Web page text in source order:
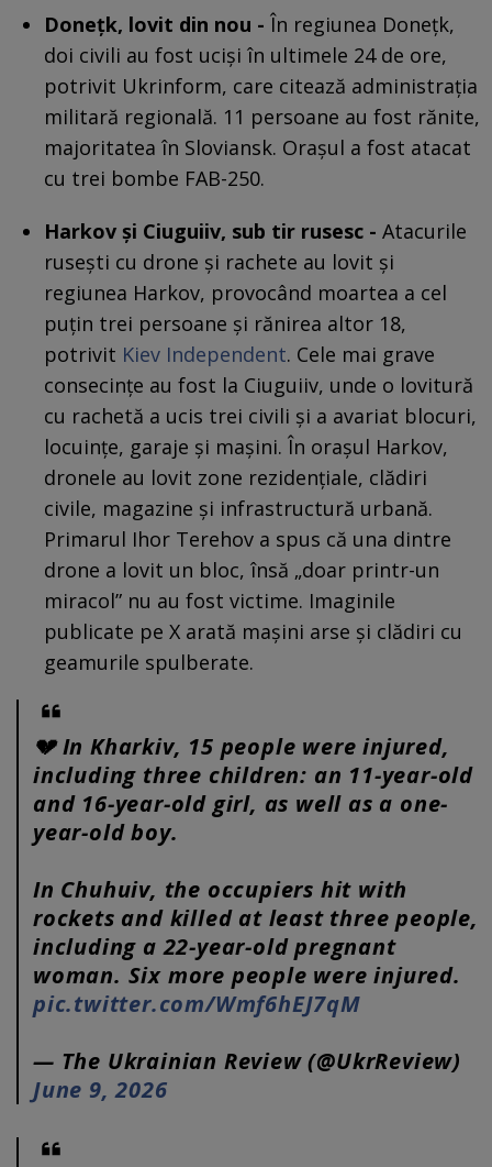
Donețk, lovit din nou - În regiunea Donețk,
doi civili au fost uciși în ultimele 24 de ore,
potrivit Ukrinform, care citează administrația
militară regională. 11 persoane au fost rănite,
majoritatea în Sloviansk. Orașul a fost atacat
cu trei bombe FAB-250.
Harkov și Ciuguiiv, sub tir rusesc - Atacurile
rusești cu drone și rachete au lovit și
regiunea Harkov, provocând moartea a cel
puțin trei persoane și rănirea altor 18,
potrivit Kiev Independent. Cele mai grave
consecințe au fost la Ciuguiiv, unde o lovitură
cu rachetă a ucis trei civili și a avariat blocuri,
locuințe, garaje și mașini. În orașul Harkov,
dronele au lovit zone rezidențiale, clădiri
civile, magazine și infrastructură urbană.
Primarul Ihor Terehov a spus că una dintre
drone a lovit un bloc, însă „doar printr-un
miracol” nu au fost victime. Imaginile
publicate pe X arată mașini arse și clădiri cu
geamurile spulberate.
💔 In Kharkiv, 15 people were injured,
including three children: an 11-year-old
and 16-year-old girl, as well as a one-
year-old boy.
In Chuhuiv, the occupiers hit with
rockets and killed at least three people,
including a 22-year-old pregnant
woman. Six more people were injured.
pic.twitter.com/Wmf6hEJ7qM
— The Ukrainian Review (@UkrReview)
June 9, 2026